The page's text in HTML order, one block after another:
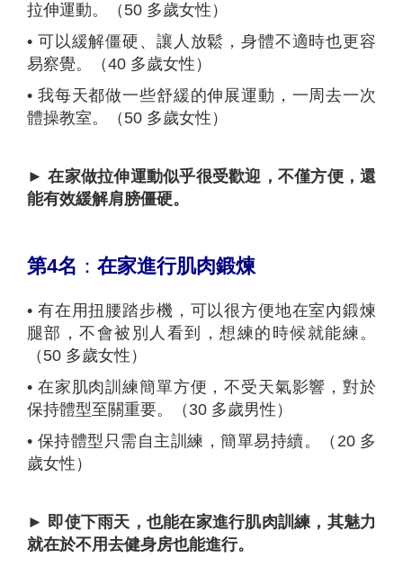
拉伸運動。（50 多歲女性）
• 可以緩解僵硬、讓人放鬆，身體不適時也更容
易察覺。（40 多歲女性）
• 我每天都做一些舒緩的伸展運動，一周去一次
體操教室。（50 多歲女性）
►在家做拉伸運動似乎很受歡迎，不僅方便，還
能有效緩解肩膀僵硬。
第4名 ： 在家進行肌肉鍛煉
• 有在用扭腰踏步機，可以很方便地在室內鍛煉
腿部，不會被別人看到，想練的時候就能練。
（50 多歲女性）
• 在家肌肉訓練簡單方便，不受天氣影響，對於
保持體型至關重要。（30 多歲男性）
• 保持體型只需自主訓練，簡單易持續。（20 多
歲女性）
► 即使下雨天，也能在家進行肌肉訓練，其魅力
就在於不用去健身房也能進行。